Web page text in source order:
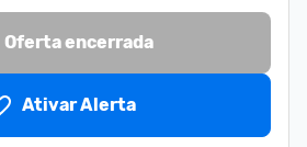
Oferta encerrada
Ativar Alerta